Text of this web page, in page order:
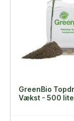
GreenBio
Vækst - 500